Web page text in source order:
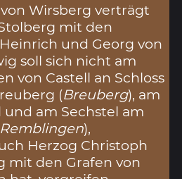
Wirsberg verträgt
mit den
und Georg von
soll sich nicht am
von Castell an Schloss
(Breuberg), am
und am Sechstel am
Remblingen),
Herzog Christoph
mit den Grafen von